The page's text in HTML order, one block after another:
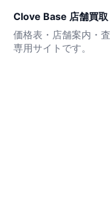
Clove Base 店舗買取
価格表・店舗案内・
専用サイトです。